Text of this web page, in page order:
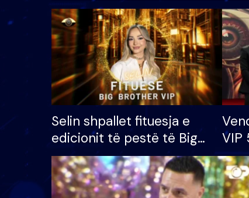
Selin shpallet fituesja e
edicionit të pestë të Big
Brother VIP, rrëmben
çmimin e madh prej 100
mijë eurosh
VIP